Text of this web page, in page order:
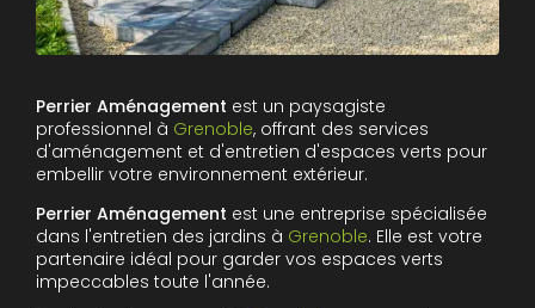
Perrier Aménagement est un paysagiste
professionnel à Grenoble, offrant des services
d'aménagement et d'entretien d'espaces verts pour
embellir votre environnement extérieur.
Perrier Aménagement est une entreprise spécialisée
dans l'entretien des jardins à Grenoble. Elle est votre
partenaire idéal pour garder vos espaces verts
impeccables toute l'année.